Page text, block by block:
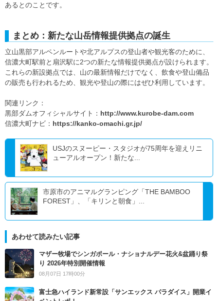
あるとのことです。
まとめ：新たな山岳情報提供拠点の誕生
立山黒部アルペンルートや北アルプスの登山者や観光客のために、
信濃大町駅前と扇沢駅に2つの新たな情報提供拠点が設けられます。
これらの新設拠点では、山の最新情報だけでなく、飲食や登山備品
の販売も行われるため、観光や登山の際にはぜひ利用しています。
関連リンク：
黒部ダムオフィシャルサイト： http://www.kurobe-dam.com
信濃大町ナビ： https://kanko-omachi.gr.jp/
USJのスヌーピー・スタジオが75周年を迎えリニ
ューアルオープン！新たな...
市原市のアニマルグランピング「THE BAMBOO
FOREST」、「キリンと朝食」...
あわせて読みたい記事
マザー牧場でシンガポール・ナショナルデー花火&盆踊り祭
り 2026年特別開催情報
08月07日 17時00分
富士急ハイランド新常設「サンエックス パラダイス」開業イ